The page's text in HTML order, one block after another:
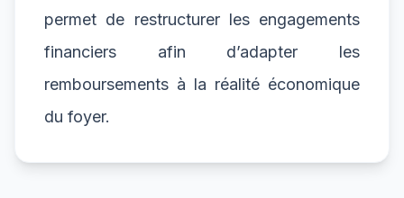
permet de restructurer les engagements
financiers afin d’adapter les
remboursements à la réalité économique
du foyer.